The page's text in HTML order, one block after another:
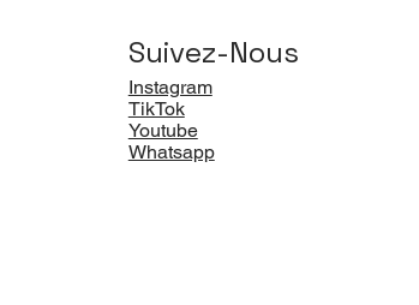
Suivez-Nous
Instagram
TikTok
Youtube
Whatsapp